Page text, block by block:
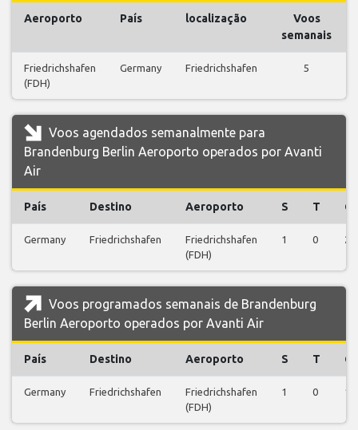
Aeroporto País localização
Voos
semanais
Friedrichshafen
(FDH)
Germany Friedrichshafen
5
Voos agendados semanalmente para
Brandenburg Berlin Aeroporto operados por Avanti
Air
País Destino Aeroporto S T Q
Germany Friedrichshafen
Friedrichshafen
(FDH)
1 0 2
Voos programados semanais de Brandenburg
Berlin Aeroporto operados por Avanti Air
País Destino Aeroporto S T Q
Germany Friedrichshafen
Friedrichshafen
(FDH)
1 0 1